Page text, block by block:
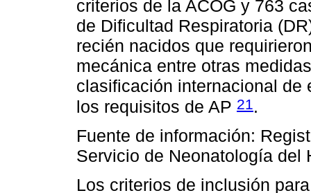
criterios de la ACOG y 763
de Dificultad Respiratoria
recién nacidos que
mecánica entre otras
clasificación internacional de
los requisitos de AP 21.
Fuente de información:
Servicio de Neonatología del
Los criterios de inclusión